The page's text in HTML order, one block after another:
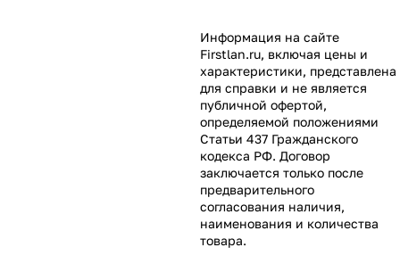
Информация на сайте
Firstlan.ru, включая цены и
характеристики, представлена
для справки и не является
публичной офертой,
определяемой положениями
Статьи 437 Гражданского
кодекса РФ. Договор
заключается только после
предварительного
согласования наличия,
наименования и количества
товара.